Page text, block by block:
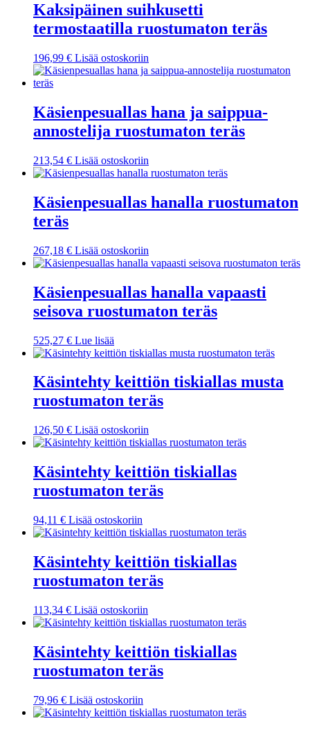
Kaksipäinen suihkusetti
termostaatilla ruostumaton teräs
196,99 € Lisää ostoskoriin
Käsienpesuallas hana ja saippua-
annostelija ruostumaton teräs
213,54 € Lisää ostoskoriin
Käsienpesuallas hanalla ruostumaton
teräs
267,18 € Lisää ostoskoriin
Käsienpesuallas hanalla vapaasti
seisova ruostumaton teräs
525,27 € Lue lisää
Käsintehty keittiön tiskiallas musta
ruostumaton teräs
126,50 € Lisää ostoskoriin
Käsintehty keittiön tiskiallas
ruostumaton teräs
94,11 € Lisää ostoskoriin
Käsintehty keittiön tiskiallas
ruostumaton teräs
113,34 € Lisää ostoskoriin
Käsintehty keittiön tiskiallas
ruostumaton teräs
79,96 € Lisää ostoskoriin